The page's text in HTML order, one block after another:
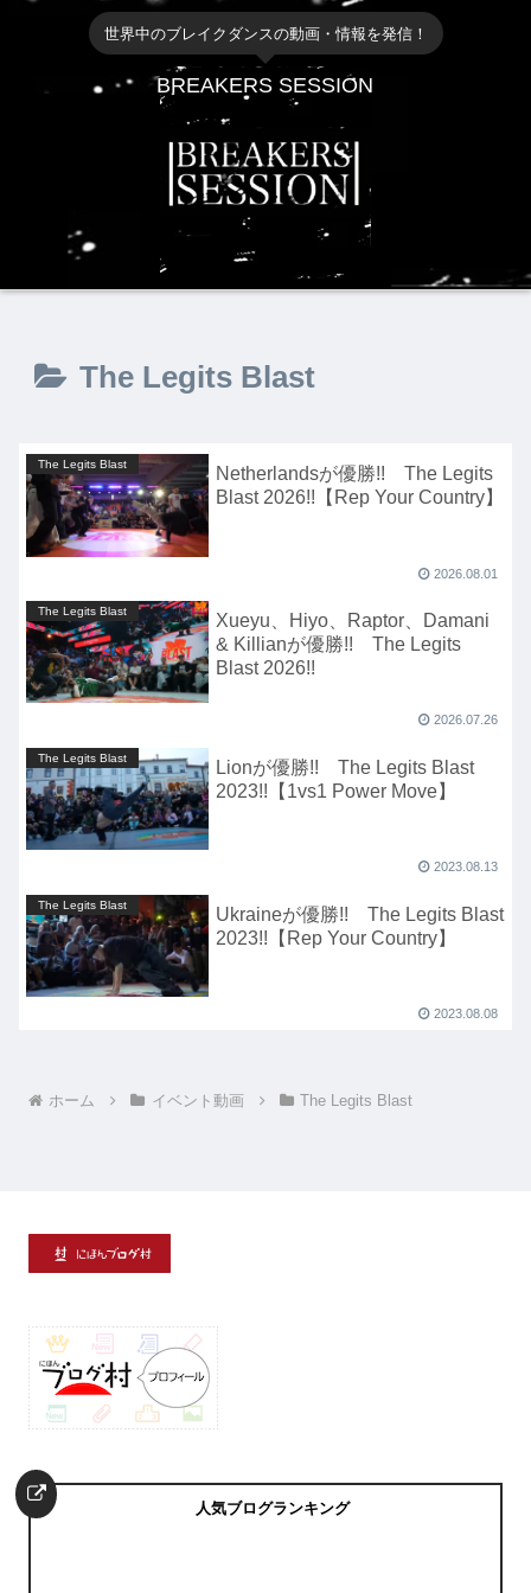
世界中のブレイクダンスの動画・情報を発信！
BREAKERS SESSION
The Legits Blast
The Legits Blast
Netherlandsが優勝!! The Legits
Blast 2026!!【Rep Your Country】
2026.08.01
The Legits Blast
Xueyu、Hiyo、Raptor、Damani
& Killianが優勝!! The Legits
Blast 2026!!
2026.07.26
The Legits Blast
Lionが優勝!! The Legits Blast
2023!!【1vs1 Power Move】
2023.08.13
The Legits Blast
Ukraineが優勝!! The Legits Blast
2023!!【Rep Your Country】
2023.08.08
ホーム イベント動画 The Legits Blast
人気ブログランキング